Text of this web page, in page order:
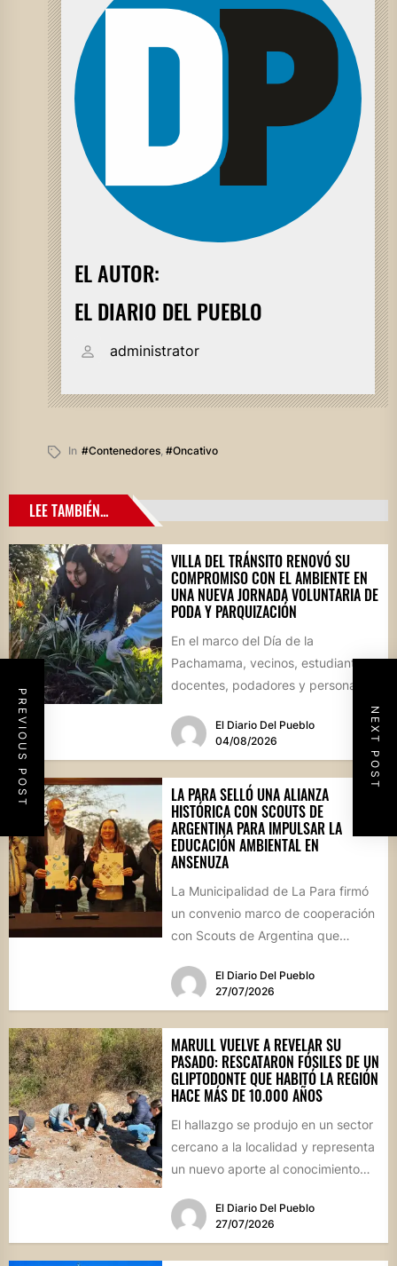
EL AUTOR:
EL DIARIO DEL PUEBLO
administrator
In #contenedores, #oncativo
PREVIOUS POST NEXT POST
LEE TAMBIÉN...
VILLA DEL TRÁNSITO RENOVÓ SU
COMPROMISO CON EL AMBIENTE EN
UNA NUEVA JORNADA VOLUNTARIA DE
PODA Y PARQUIZACIÓN
En el marco del Día de la
Pachamama, vecinos, estudiantes,
docentes, podadores y personal
de...
El Diario Del Pueblo
04/08/2026
LA PARA SELLÓ UNA ALIANZA
HISTÓRICA CON SCOUTS DE
ARGENTINA PARA IMPULSAR LA
EDUCACIÓN AMBIENTAL EN
ANSENUZA
La Municipalidad de La Para firmó
un convenio marco de cooperación
con Scouts de Argentina que
educativas,...El Diario Del Pueblo
27/07/2026
MARULL VUELVE A REVELAR SU
PASADO: RESCATARON FÓSILES DE UN
GLIPTODONTE QUE HABITÓ LA REGIÓN
HACE MÁS DE 10.000 AÑOS
El hallazgo se produjo en un sector
cercano a la localidad y representa
un nuevo aporte al conocimiento
El Diario Del Pueblo
27/07/2026